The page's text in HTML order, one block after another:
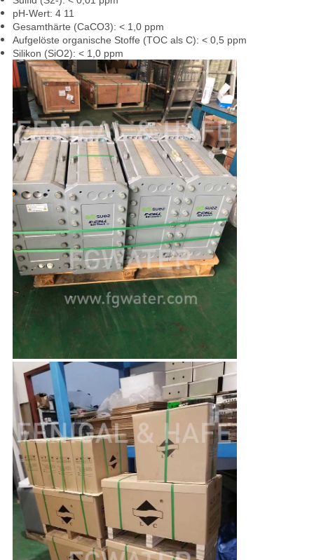
pH-Wert: 4 11
Gesamthärte (CaCO3): < 1,0 ppm
Aufgelöste organische Stoffe (TOC als C): < 0,5 ppm
Silikon (SiO2): < 1,0 ppm